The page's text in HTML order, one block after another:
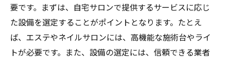
要です。まずは、自宅サロンで提供するサービスに応じ
た設備を選定することがポイントとなります。たとえ
ば、エステやネイルサロンには、高機能な施術台やライ
トが必要です。また、設備の選定には、信頼できる業者